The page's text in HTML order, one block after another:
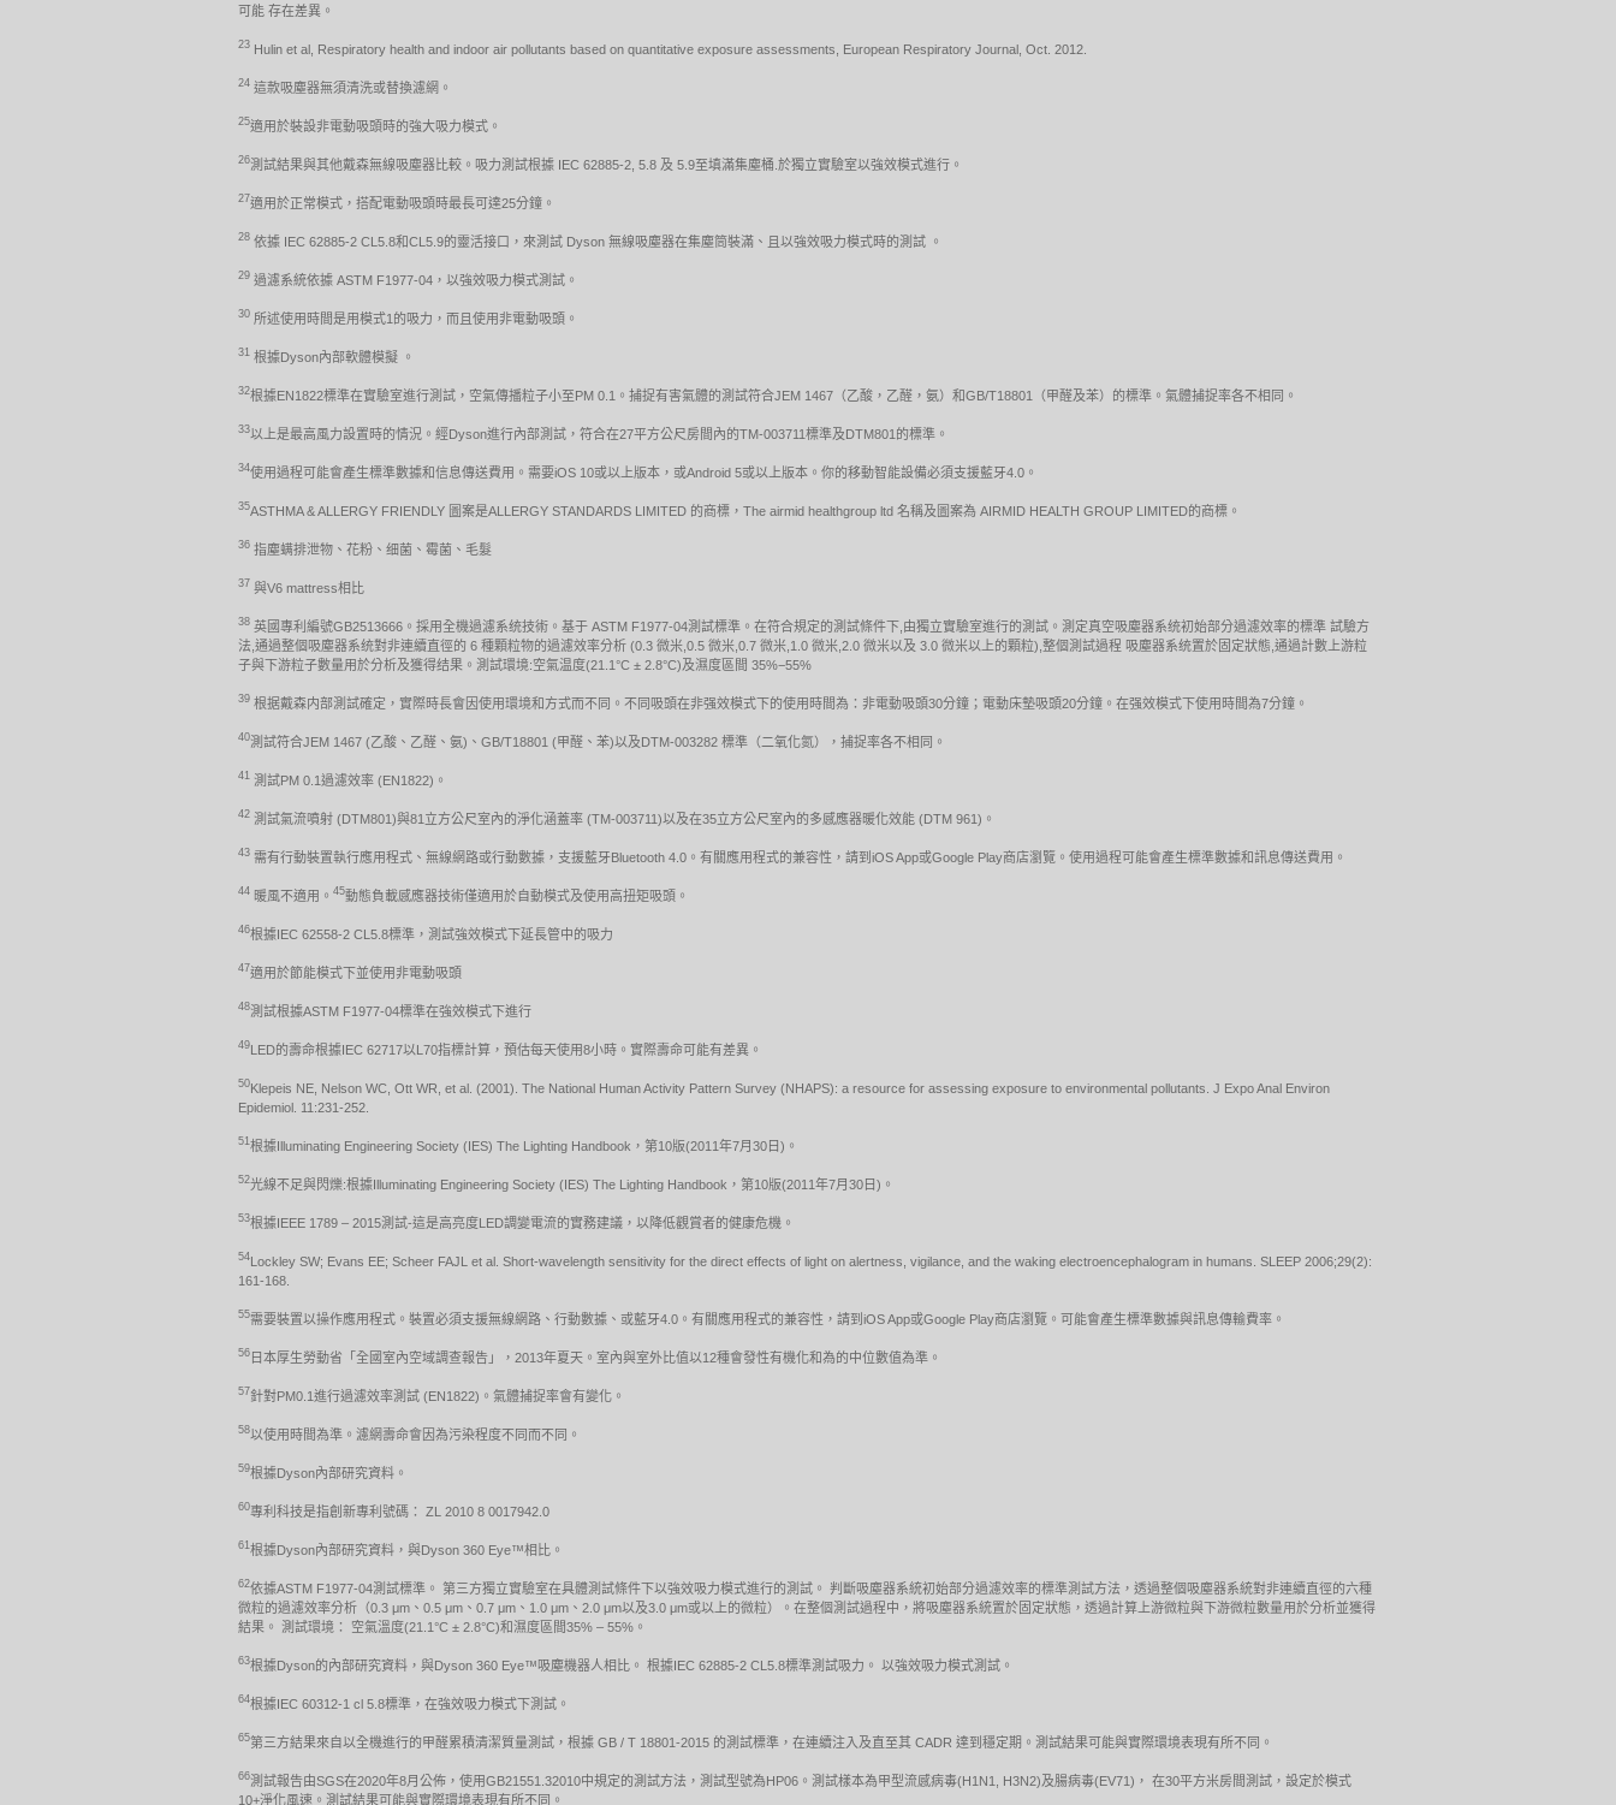
可能 存在差異。
23 Hulin et al, Respiratory health and indoor air pollutants based on quantitative exposure assessments, European Respiratory Journal, Oct. 2012.
24 這款吸塵器無須清洗或替換濾網。
25適用於裝設非電動吸頭時的強大吸力模式。
26測試結果與其他戴森無線吸塵器比較。吸力測試根據 IEC 62885-2, 5.8 及 5.9至填滿集塵桶.於獨立實驗室以強效模式進行。
27適用於正常模式，搭配電動吸頭時最長可達25分鐘。
28 依據 IEC 62885-2 CL5.8和CL5.9的靈活接口，來測試 Dyson 無線吸塵器在集塵筒裝滿、且以強效吸力模式時的測試 。
29 過濾系統依據 ASTM F1977-04，以強效吸力模式測試。
30 所述使用時間是用模式1的吸力，而且使用非電動吸頭。
31 根據Dyson內部軟體模擬 。
32根據EN1822標準在實驗室進行測試，空氣傳播粒子小至PM 0.1。捕捉有害氣體的測試符合JEM 1467（乙酸，乙醛，氨）和GB/T18801（甲醛及苯）的標準。氣體捕捉率各不相同。
33以上是最高風力設置時的情況。經Dyson進行內部測試，符合在27平方公尺房間內的TM-003711標準及DTM801的標準。
34使用過程可能會產生標準數據和信息傳送費用。需要iOS 10或以上版本，或Android 5或以上版本。你的移動智能設備必須支援藍牙4.0。
35ASTHMA & ALLERGY FRIENDLY 圖案是ALLERGY STANDARDS LIMITED 的商標，The airmid healthgroup ltd 名稱及圖案為 AIRMID HEALTH GROUP LIMITED的商標。
36 指塵螨排泄物、花粉、细菌、霉菌、毛髮
37 與V6 mattress相比
38 英國專利編號GB2513666。採用全機過濾系统技術。基于 ASTM F1977-04測試標準。在符合規定的測試條件下,由獨立實驗室進行的測試。測定真空吸塵器系统初始部分過濾效率的標準 試驗方
法,通過整個吸塵器系统對非連續直徑的 6 種顆粒物的過濾效率分析 (0.3 微米,0.5 微米,0.7 微米,1.0 微米,2.0 微米以及 3.0 微米以上的顆粒),整個測試過程 吸塵器系统置於固定狀態,通過計數上游粒
子與下游粒子數量用於分析及獲得结果。測試環境:空氣温度(21.1°C ± 2.8°C)及濕度區間 35%−55%
39 根据戴森内部測試確定，實際時長會因使用環境和方式而不同。不同吸頭在非强效模式下的使用時間為：非電動吸頭30分鐘；電動床墊吸頭20分鐘。在强效模式下使用時間為7分鐘。
40測試符合JEM 1467 (乙酸、乙醛、氨)、GB/T18801 (甲醛、苯)以及DTM-003282 標準（二氧化氮），捕捉率各不相同。
41 測試PM 0.1過濾效率 (EN1822)。
42 測試氣流噴射 (DTM801)與81立方公尺室內的淨化涵蓋率 (TM-003711)以及在35立方公尺室內的多感應器暖化效能 (DTM 961)。
43 需有行動裝置執行應用程式、無線網路或行動數據，支援藍牙Bluetooth 4.0。有關應用程式的兼容性，請到iOS App或Google Play商店瀏覽。使用過程可能會產生標準數據和訊息傳送費用。
44 暖風不適用。 45動態負載感應器技術僅適用於自動模式及使用高扭矩吸頭。
46根據IEC 62558-2 CL5.8標準，測試強效模式下延長管中的吸力
47適用於節能模式下並使用非電動吸頭
48測試根據ASTM F1977-04標準在強效模式下進行
49LED的壽命根據IEC 62717以L70指標計算，預估每天使用8小時。實際壽命可能有差異。
50Klepeis NE, Nelson WC, Ott WR, et al. (2001). The National Human Activity Pattern Survey (NHAPS): a resource for assessing exposure to environmental pollutants. J Expo Anal Environ
Epidemiol. 11:231-252.
51根據Illuminating Engineering Society (IES) The Lighting Handbook，第10版(2011年7月30日)。
52光線不足與閃爍:根據Illuminating Engineering Society (IES) The Lighting Handbook，第10版(2011年7月30日)。
53根據IEEE 1789 – 2015測試-這是高亮度LED調變電流的實務建議，以降低觀賞者的健康危機。
54Lockley SW; Evans EE; Scheer FAJL et al. Short-wavelength sensitivity for the direct effects of light on alertness, vigilance, and the waking electroencephalogram in humans. SLEEP 2006;29(2):
161-168.
55需要裝置以操作應用程式。裝置必須支援無線網路、行動數據、或藍牙4.0。有關應用程式的兼容性，請到iOS App或Google Play商店瀏覽。可能會產生標準數據與訊息傳輸費率。
56 日本厚生勞動省「全國室內空域調查報告」，2013年夏天。室內與室外比值以12種會發性有機化和為的中位數值為準。
57針對PM0.1進行過濾效率測試 (EN1822)。氣體捕捉率會有變化。
58以使用時間為準。濾網壽命會因為污染程度不同而不同。
59根據Dyson內部研究資料。
60專利科技是指創新專利號碼： ZL 2010 8 0017942.0
61根據Dyson內部研究資料，與Dyson 360 Eye™相比。
62依據ASTM F1977-04測試標準。 第三方獨立實驗室在具體測試條件下以強效吸力模式進行的測試。 判斷吸塵器系統初始部分過濾效率的標準測試方法，透過整個吸塵器系統對非連續直徑的六種
微粒的過濾效率分析（0.3 μm、0.5 μm、0.7 μm、1.0 μm、2.0 μm以及3.0 μm或以上的微粒）。在整個測試過程中，將吸塵器系統置於固定狀態，透過計算上游微粒與下游微粒數量用於分析並獲得
結果。 測試環境： 空氣溫度(21.1°C ± 2.8°C)和濕度區間35% – 55%。
63根據Dyson的內部研究資料，與Dyson 360 Eye™吸塵機器人相比。 根據IEC 62885-2 CL5.8標準測試吸力。 以強效吸力模式測試。
64根據IEC 60312-1 cl 5.8標準，在強效吸力模式下測試。
65第三方結果來自以全機進行的甲醛累積清潔質量測試，根據 GB / T 18801-2015 的測試標準，在連續注入及直至其 CADR 達到穩定期。測試結果可能與實際環境表現有所不同。
66測試報告由SGS在2020年8月公佈，使用GB21551.32010中規定的測試方法，測試型號為HP06。測試樣本為甲型流感病毒(H1N1, H3N2)及腸病毒(EV71)， 在30平方米房間測試，設定於模式
10+淨化風速。測試結果可能與實際環境表現有所不同。